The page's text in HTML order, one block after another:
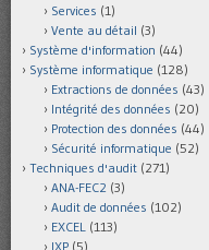
Services (1)
Vente au détail (3)
Système d'information (44)
Système informatique (128)
Extractions de données (43)
Intégrité des données (20)
Protection des données (44)
Sécurité informatique (52)
Techniques d'audit (271)
ANA-FEC2 (3)
Audit de données (102)
EXCEL (113)
IXP (5)